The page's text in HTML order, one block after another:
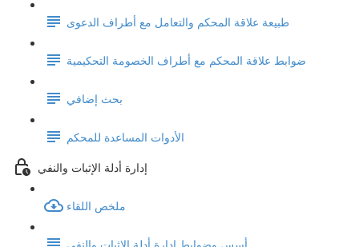
طبيعة علاقة المحكم والتعامل مع أطراف الدعوى
ضوابط علاقة المحكم مع أطراف الخصومة التحكيمية
بحث إضافي
الأدوات المساعدة للمحكم
إدارة أدلة الإثبات والنفي
ملخص اللقاء
أسس وضوابط إدارة أدلة الإثبات والنفي